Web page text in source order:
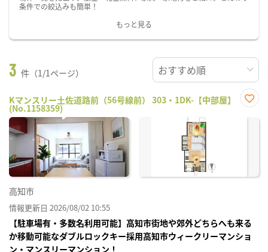
条件での絞込みも簡単！
もっと見る
3 件（1/1ページ）
Kマンスリー土佐道路前（56号線前） 303・1DK-【中部屋】
(No.1158359)
に入
高知市
情報更新日 2026/08/02 10:55
【駐車場有・多数名利用可能】高知市街地や郊外どちらへも来る
か移動可能なダブルロックキー採用高知市ウィークリーマンショ
ン・マンスリーマンション！